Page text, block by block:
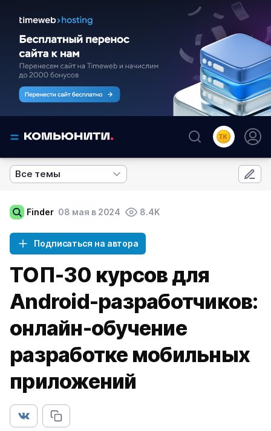
Все темы
Finder 08 мая в 2024 8.4K
Подписаться на автора
ТОП-30 курсов для
Android-разработчиков:
онлайн-обучение
разработке мобильных
приложений